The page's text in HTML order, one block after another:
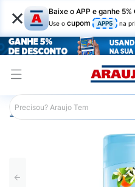
× Baixe o APP e ganhe 5%
Use o cupom APP5 na
Araujo Higiene Pessoal